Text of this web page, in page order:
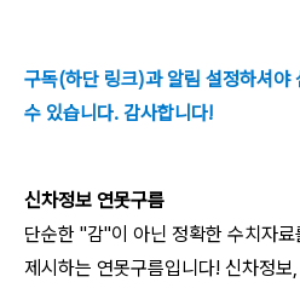
구독(하단 링크)과 알림 설정하셔야
수 있습니다. 감사합니다!
신차정보 연못구름
단순한 "감"이 아닌 정확한 수치자
제시하는 연못구름입니다! 신차정